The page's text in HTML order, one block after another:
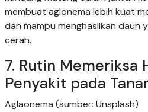
membuat aglonema lebih kuat
dan mampu menghasilkan daun
cerah.
7. Rutin Memeriksa
Penyakit pada
Aglaonema (sumber: Unsplash)